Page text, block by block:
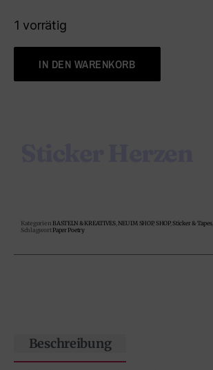
1 vorrätig
IN DEN WARENKORB
Kategorien BASTELN & KREATIVES, NEU IM SHOP, SHOP,Sticker & Tapes,
Schlagwort Paper Poetry
Beschreibung